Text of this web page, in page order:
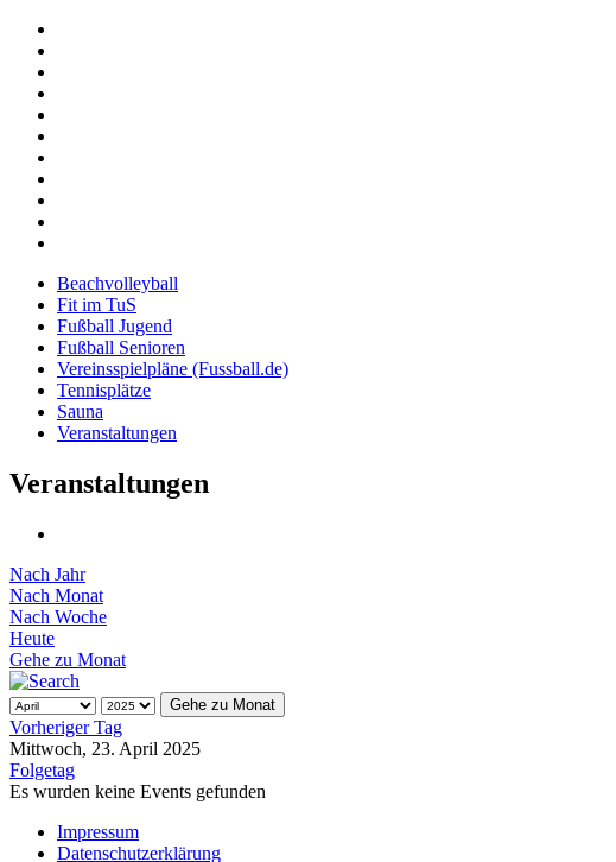
Beachvolleyball
Fit im TuS
Fußball Jugend
Fußball Senioren
Vereinsspielpläne (Fussball.de)
Tennisplätze
Sauna
Veranstaltungen
Veranstaltungen
Nach Jahr
Nach Monat
Nach Woche
Heute
Gehe zu Monat
Gehe zu Monat
Vorheriger Tag
Mittwoch, 23. April 2025
Folgetag
Es wurden keine Events gefunden
Impressum
Datenschutzerklärung